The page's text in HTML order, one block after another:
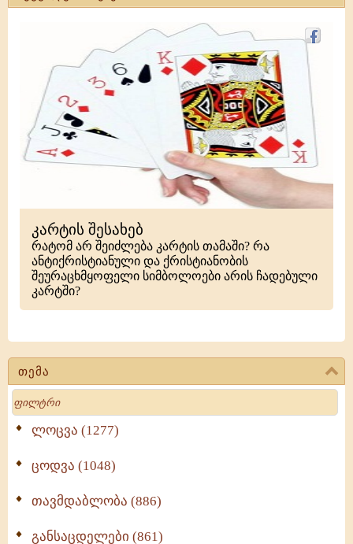
თემა
Search
ლოცვა (1277)
ცოდვა (1048)
თავმდაბლობა (886)
განსაცდელები (861)
კარტის შესახებ
რატომ არ შეიძლება კარტის თამაში? რა
ანტიქრისტიანული და ქრისტიანობის
შეურაცხმყოფელი სიმბოლოები არის ჩადებული
კარტში?